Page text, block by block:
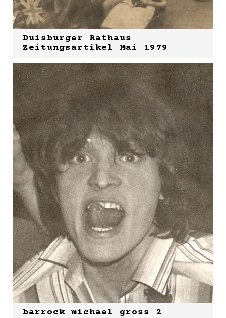
Duisburger Rathaus
Zeitungsartikel Mai 1979
barrock michael gross 2